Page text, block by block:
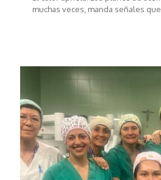
muchas veces, manda señales que